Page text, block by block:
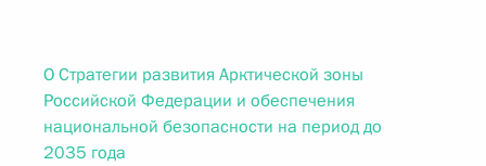
О Стратегии развития Арктической зоны
Российской Федерации и обеспечения
национальной безопасности на период до
2035 года